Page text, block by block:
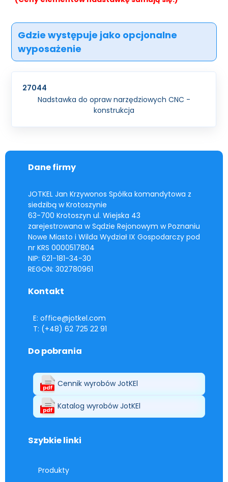
Gdzie występuje jako opcjonalne
wyposażenie
27044
Nadstawka do opraw narzędziowych CNC -
konstrukcja
Dane firmy
JOTKEL Jan Krzywonos Spółka komandytowa z
siedzibą w Krotoszynie
63-700 Krotoszyn ul. Wiejska 43
zarejestrowana w Sądzie Rejonowym w Poznaniu
Nowe Miasto i Wilda Wydział IX Gospodarczy pod
nr KRS 0000517804
NIP: 621-181-34-30
REGON: 302780961
Kontakt
E: office@jotkel.com
T: (+48) 62 725 22 91
Do pobrania
Cennik wyrobów JotKEl
Katalog wyrobów JotKEl
Szybkie linki
Produkty